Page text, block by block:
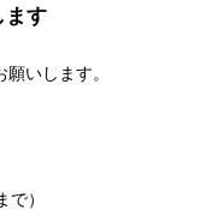
ます
いします。
）